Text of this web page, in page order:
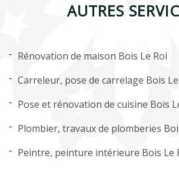
AUTRES
Rénovation de maison Bois Le Roi
Carreleur, pose de carrelage Bois
Pose et rénovation de cuisine Bois
Plombier, travaux de plomberies
Peintre, peinture intérieure Bois Le